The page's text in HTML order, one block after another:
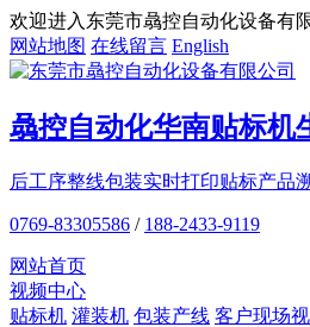
欢迎进入东莞市骉控自动化设备有
网站地图 在线留言 English
骉控自动化华南贴标机
后工序整线包装实时打印贴标产品
0769-83305586 / 188-2433-9119
网站首页
视频中心
贴标机 灌装机 包装产线 客户现场